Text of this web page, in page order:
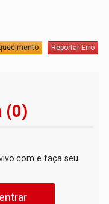
Reportar Erro
(0)
e faça seu